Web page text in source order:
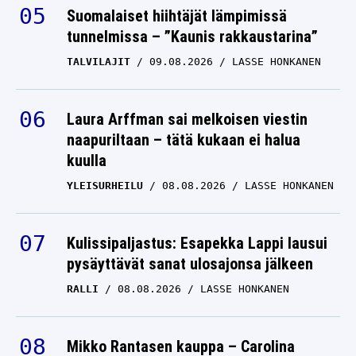
Suomalaiset hiihtäjät lämpimissä
tunnelmissa – ”Kaunis rakkaustarina”
TALVILAJIT 09.08.2026 LASSE HONKANEN
Laura Arffman sai melkoisen viestin
naapuriltaan – tätä kukaan ei halua
kuulla
YLEISURHEILU 08.08.2026 LASSE HONKANEN
Kulissipaljastus: Esapekka Lappi lausui
pysäyttävät sanat ulosajonsa jälkeen
RALLI 08.08.2026 LASSE HONKANEN
Mikko Rantasen kauppa – Carolina